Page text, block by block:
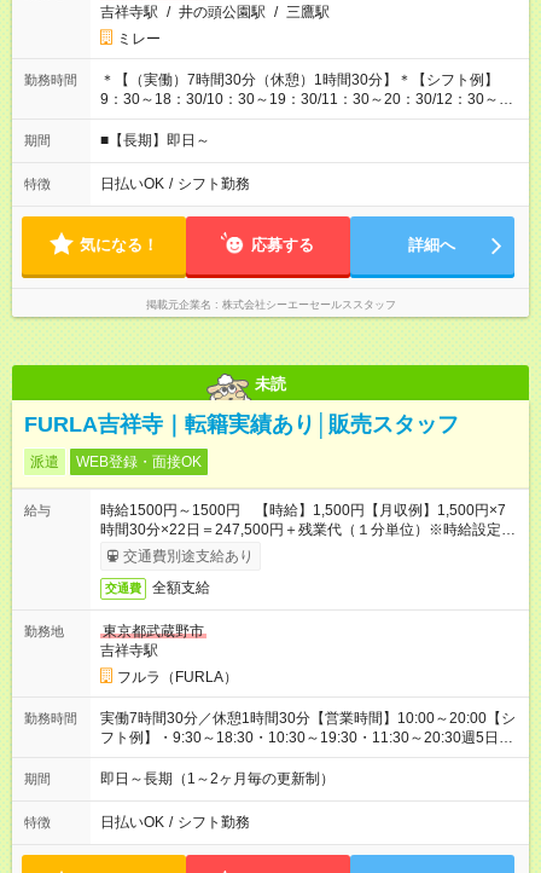
吉祥寺駅 / 井の頭公園駅 / 三鷹駅
ミレー
勤務時間
＊【（実働）7時間30分（休憩）1時間30分】＊【シフト例】
9：30～18：30/10：30～19：30/11：30～20：30/12：30～
21：30
期間 ■【長期】即日～
特徴 日払いOK / シフト勤務
気になる！ 応募する 詳細へ
掲載元企業名 株式会社シーエーセールススタッフ
未読
FURLA吉祥寺｜転籍実績あり│販売スタッフ
派遣 WEB登録・面接OK
給与
時給1500円～1500円 【時給】1,500円【月収例】1,500円×7
時間30分×22日＝247,500円＋残業代（１分単位）※時給設定は
経験、シフト希望により異なります。
交通費別途支給あり
交通費 全額支給
勤務地
東京都武蔵野市
吉祥寺駅
フルラ（FURLA）
勤務時間
実働7時間30分／休憩1時間30分【営業時間】10:00～20:00【シ
フト例】・9:30～18:30・10:30～19:30・11:30～20:30週5日フ
ルタイム勤務即日スタート歓迎長期（1～2ヶ月ごとの更新制）
のお仕事です。
期間 即日～長期（1～2ヶ月毎の更新制）
特徴 日払いOK / シフト勤務